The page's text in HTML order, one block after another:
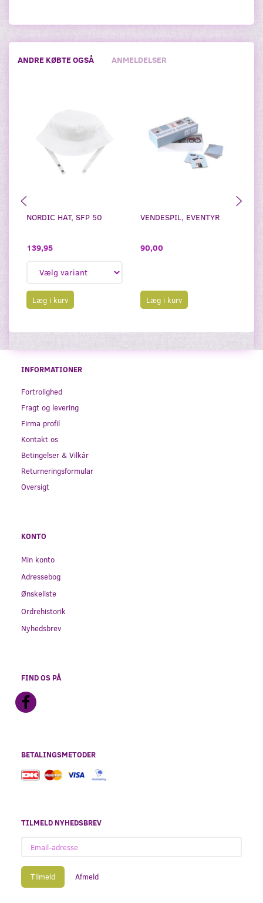
ANDRE KØBTE OGSÅ ANMELDELSER
NORDIC HAT, SFP 50
139,95
Læg i kurv
VENDESPIL, EVENTYR
90,00
Læg i kurv
INFORMATIONER
Fortrolighed
Fragt og levering
Firma profil
Kontakt os
Betingelser & Vilkår
Returneringsformular
Oversigt
KONTO
Min konto
Adressebog
Ønskeliste
Ordrehistorik
Nyhedsbrev
FIND OS PÅ
BETALINGSMETODER
TILMELD NYHEDSBREV
adresse
Tilmeld Afmeld